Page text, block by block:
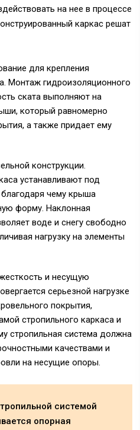
на нее в процессе
каркас решат
для крепления
Монтаж гидроизоляционного
ската выполняют на
который равномерно
а также придает ему
конструкции.
устанавливают под
чему крыша
форму. Наклонная
воде и снегу свободно
нагрузку на элементы
и несущую
серьезной нагрузке
покрытия,
стропильного каркаса и
стропильная система должна
качествами и
на несущие опоры.
системой
опорная